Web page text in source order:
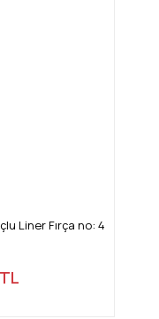
Liner Fırça no: 4